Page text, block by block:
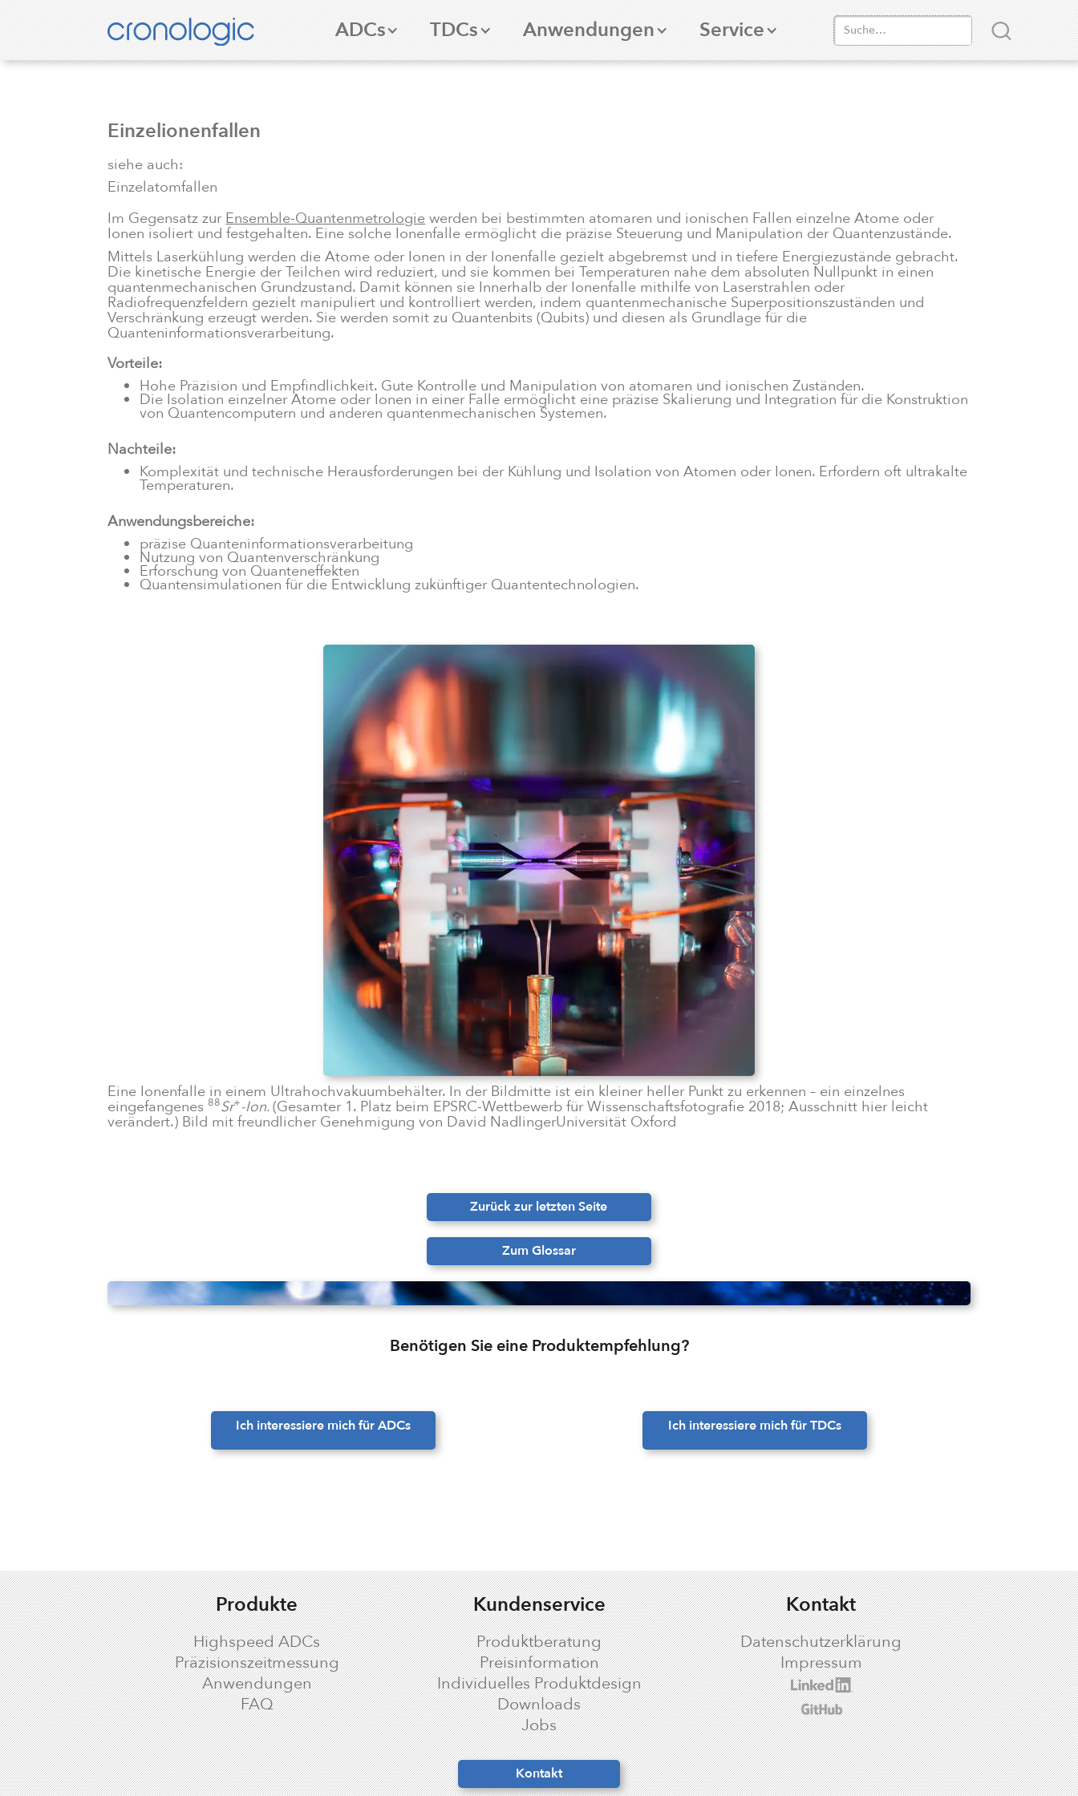
ADCs TDCs Anwendungen Service
Einzelionenfallen
siehe auch:
Einzelatomfallen
Im Gegensatz zur Ensemble-Quantenmetrologie werden bei bestimmten atomaren und ionischen Fallen einzelne Atome oder
Ionen isoliert und festgehalten. Eine solche Ionenfalle ermöglicht die präzise Steuerung und Manipulation der Quantenzustände.
Mittels Laserkühlung werden die Atome oder Ionen in der Ionenfalle gezielt abgebremst und in tiefere Energiezustände gebracht.
Die kinetische Energie der Teilchen wird reduziert, und sie kommen bei Temperaturen nahe dem absoluten Nullpunkt in einen
quantenmechanischen Grundzustand. Damit können sie Innerhalb der Ionenfalle mithilfe von Laserstrahlen oder
Radiofrequenzfeldern gezielt manipuliert und kontrolliert werden, indem quantenmechanische Superpositionszuständen und
Verschränkung erzeugt werden. Sie werden somit zu Quantenbits (Qubits) und diesen als Grundlage für die
Quanteninformationsverarbeitung.
Vorteile:
Hohe Präzision und Empfindlichkeit. Gute Kontrolle und Manipulation von atomaren und ionischen Zuständen.
Die Isolation einzelner Atome oder Ionen in einer Falle ermöglicht eine präzise Skalierung und Integration für die Konstruktion
von Quantencomputern und anderen quantenmechanischen Systemen.
Nachteile:
Komplexität und technische Herausforderungen bei der Kühlung und Isolation von Atomen oder Ionen. Erfordern oft ultrakalte
Temperaturen.
Anwendungsbereiche:
präzise Quanteninformationsverarbeitung
Nutzung von Quantenverschränkung
Erforschung von Quanteneffekten
Quantensimulationen für die Entwicklung zukünftiger Quantentechnologien.
Eine Ionenfalle in einem Ultrahochvakuumbehälter. In der Bildmitte ist ein kleiner heller Punkt zu erkennen – ein einzelnes
eingefangenes 88Sr+-Ion.(Gesamter 1. Platz beim EPSRC-Wettbewerb für Wissenschaftsfotografie 2018; Ausschnitt hier leicht
verändert.) Bild mit freundlicher Genehmigung von David NadlingerUniversität Oxford
Zurück zur letzten Seite
Zum Glossar
Benötigen Sie eine Produktempfehlung?
Ich interessiere mich für ADCs Ich interessiere mich für TDCs
Produkte
Highspeed ADCs
Präzisionszeitmessung
Anwendungen
FAQ
Kundenservice
Produktberatung
Preisinformation
Individuelles Produktdesign
Downloads
Jobs
Kontakt
Datenschutzerklärung
Impressum
cronologic LinkedIn profile
Kontakt